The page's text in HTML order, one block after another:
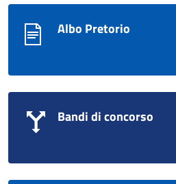
Albo Pretorio
Bandi di concorso